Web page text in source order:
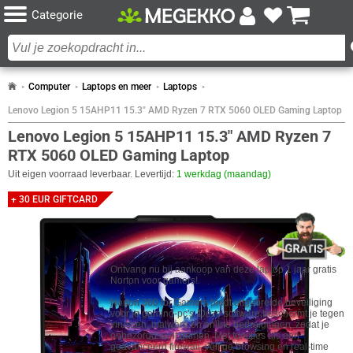
Categorie
Computer Laptops en meer Laptops
Lenovo Legion 5 15AHP11 15.3" AMD Ryzen 7 RTX 5060 OLED Gaming Laptop
Lenovo Legion 5 15AHP11 15.3" AMD Ryzen 7
RTX 5060 OLED Gaming Laptop
Uit eigen voorraad leverbaar. Levertijd: 1 werkdag (maandag)
+ 30 EUR GIFTCARD
ACTIES
GRATIS 1 JAAR NORTON VOOR GAMERS!
Ontvang nu bij aankoop van deze laptop 1 jaar gratis
Norton voor gamers!
Norton 360 for Gamers biedt uitgebreide beveiliging
voor je gaming-pc's. Deze software beschermt je tegen
virussen, malware en online bedreigingen, zodat je
onbezorgd kunt gamen. Met functies als een
geavanceerd firewall, veilige browsing en real-time